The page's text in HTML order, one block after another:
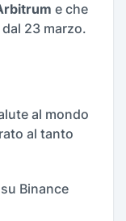
e che
23 marzo.
al mondo
al tanto
Binance